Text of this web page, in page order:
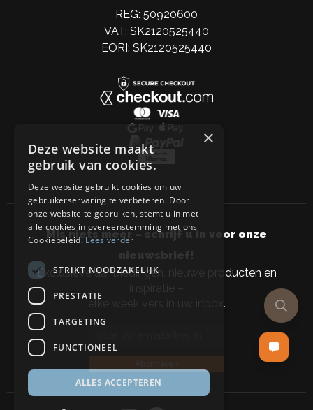
REG: 50920600
VAT: SK2120525440
EORI: SK2120525440
Mis niets meer – schrijf u in voor onze
nieuwsbrief!
Exclusieve aanbiedingen, nieuwe producten en
inspiratie –
elke week vers in uw inbox.
×
Deze website maakt
gebruik van cookies.
Deze website gebruikt cookies om uw
gebruikerservaring te verbeteren. Door
onze website te gebruiken, stemt u in met
alle cookies in overeenstemming met ons
Cookiebeleid.Lees verder
STRIKT NOODZAKELIJK
PRESTATIE
TARGETING
FUNCTIONEEL
ALLES ACCEPTEREN